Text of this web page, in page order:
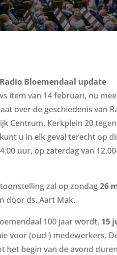
Bloemendaal update
item van 14 februari, nu
over de geschiedenis van
Centrum, Kerkplein 20
u in elk geval terecht op
uur, op zaterdag van
zal op zondag26
door ds. Aart Mak.
100 jaar wordt, 15
voor (oud-) medewerkers.
het begin van de avond